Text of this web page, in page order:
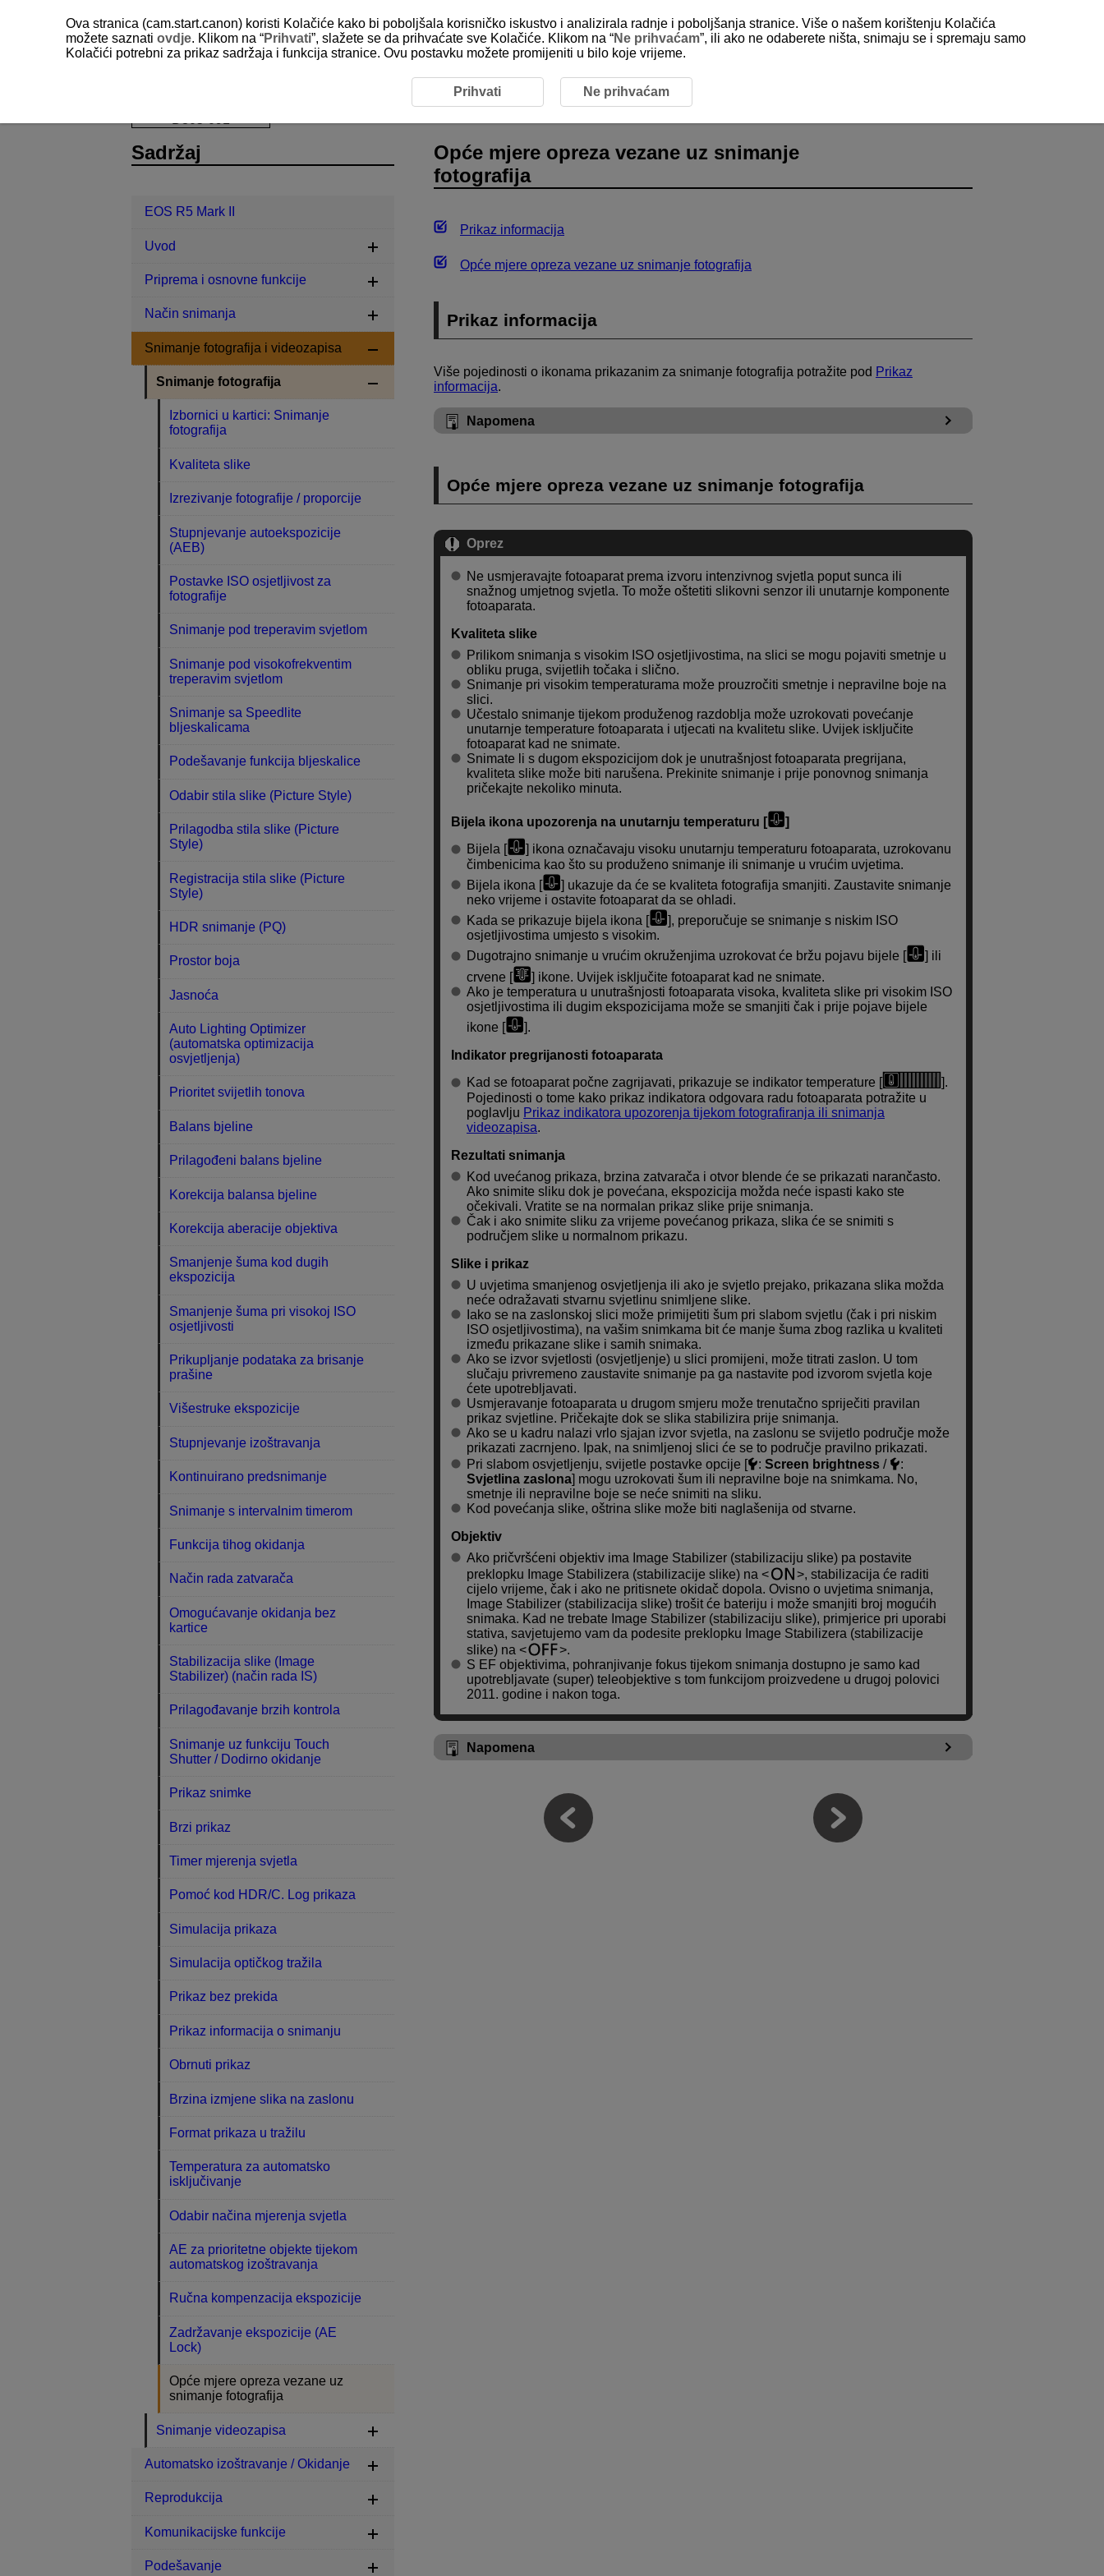
Snimanje fotografija i videozapisa Snimanje fotografija Opće mjere opreza vezane uz snimanje fotografija
Opće mjere opreza vezane uz snimanje
fotografija
Prikaz informacija
Opće mjere opreza vezane uz snimanje fotografija
Prikaz informacija
Više pojedinosti o ikonama prikazanim za snimanje fotografija potražite pod Prikaz
informacija.
Napomena
Opće mjere opreza vezane uz snimanje fotografija
Oprez
Ne usmjeravajte fotoaparat prema izvoru intenzivnog svjetla poput sunca ili
snažnog umjetnog svjetla. To može oštetiti slikovni senzor ili unutarnje komponente
fotoaparata.
Kvaliteta slike
Prilikom snimanja s visokim ISO osjetljivostima, na slici se mogu pojaviti smetnje u
obliku pruga, svijetlih točaka i slično.
Snimanje pri visokim temperaturama može prouzročiti smetnje i nepravilne boje na
slici.
Učestalo snimanje tijekom produženog razdoblja može uzrokovati povećanje
unutarnje temperature fotoaparata i utjecati na kvalitetu slike. Uvijek isključite
fotoaparat kad ne snimate.
Snimate li s dugom ekspozicijom dok je unutrašnjost fotoaparata pregrijana,
kvaliteta slike može biti narušena. Prekinite snimanje i prije ponovnog snimanja
pričekajte nekoliko minuta.
Bijela ikona upozorenja na unutarnju temperaturu [
]
Bijela [
] ikona označavaju visoku unutarnju temperaturu fotoaparata, uzrokovanu
čimbenicima kao što su produženo snimanje ili snimanje u vrućim uvjetima.
Bijela ikona [
] ukazuje da će se kvaliteta fotografija smanjiti. Zaustavite snimanje
neko vrijeme i ostavite fotoaparat da se ohladi.
Kada se prikazuje bijela ikona [
], preporučuje se snimanje s niskim ISO
osjetljivostima umjesto s visokim.
Dugotrajno snimanje u vrućim okruženjima uzrokovat će bržu pojavu bijele [
] ili
crvene [
] ikone. Uvijek isključite fotoaparat kad ne snimate.
Ako je temperatura u unutrašnjosti fotoaparata visoka, kvaliteta slike pri visokim ISO
osjetljivostima ili dugim ekspozicijama može se smanjiti čak i prije pojave bijele
ikone [
].
Indikator pregrijanosti fotoaparata
Kad se fotoaparat počne zagrijavati, prikazuje se indikator temperature [
].
Pojedinosti o tome kako prikaz indikatora odgovara radu fotoaparata potražite u
poglavlju Prikaz indikatora upozorenja tijekom fotografiranja ili snimanja
videozapisa.
Rezultati snimanja
Kod uvećanog prikaza, brzina zatvarača i otvor blende će se prikazati narančasto.
Ako snimite sliku dok je povećana, ekspozicija možda neće ispasti kako ste
očekivali. Vratite se na normalan prikaz slike prije snimanja.
Čak i ako snimite sliku za vrijeme povećanog prikaza, slika će se snimiti s
područjem slike u normalnom prikazu.
Slike i prikaz
U uvjetima smanjenog osvjetljenja ili ako je svjetlo prejako, prikazana slika možda
neće odražavati stvarnu svjetlinu snimljene slike.
Iako se na zaslonskoj slici može primijetiti šum pri slabom svjetlu (čak i pri niskim
ISO osjetljivostima), na vašim snimkama bit će manje šuma zbog razlika u kvaliteti
između prikazane slike i samih snimaka.
Ako se izvor svjetlosti (osvjetljenje) u slici promijeni, može titrati zaslon. U tom
slučaju privremeno zaustavite snimanje pa ga nastavite pod izvorom svjetla koje
ćete upotrebljavati.
Usmjeravanje fotoaparata u drugom smjeru može trenutačno spriječiti pravilan
prikaz svjetline. Pričekajte dok se slika stabilizira prije snimanja.
Ako se u kadru nalazi vrlo sjajan izvor svjetla, na zaslonu se svijetlo područje može
prikazati zacrnjeno. Ipak, na snimljenoj slici će se to područje pravilno prikazati.
Pri slabom osvjetljenju, svijetle postavke opcije [
: Screen brightness /
:
Svjetlina zaslona] mogu uzrokovati šum ili nepravilne boje na snimkama. No,
smetnje ili nepravilne boje se neće snimiti na sliku.
Kod povećanja slike, oštrina slike može biti naglašenija od stvarne.
Objektiv
Ako pričvršćeni objektiv ima Image Stabilizer (stabilizaciju slike) pa postavite
preklopku Image Stabilizera (stabilizacije slike) na
, stabilizacija će raditi
cijelo vrijeme, čak i ako ne pritisnete okidač dopola. Ovisno o uvjetima snimanja,
Image Stabilizer (stabilizacija slike) trošit će bateriju i može smanjiti broj mogućih
snimaka. Kad ne trebate Image Stabilizer (stabilizaciju slike), primjerice pri uporabi
stativa, savjetujemo vam da podesite preklopku Image Stabilizera (stabilizacije
slike) na
.
S EF objektivima, pohranjivanje fokus tijekom snimanja dostupno je samo kad
upotrebljavate (super) teleobjektive s tom funkcijom proizvedene u drugoj polovici
2011. godine i nakon toga.
Napomena
Sadržaj
EOS R5 Mark II
Uvod
Priprema i osnovne funkcije
Način snimanja
Snimanje fotografija i videozapisa
Snimanje fotografija
Izbornici u kartici: Snimanje
fotografija
Kvaliteta slike
Izrezivanje fotografije / proporcije
Stupnjevanje autoekspozicije
(AEB)
Postavke ISO osjetljivost za
fotografije
Snimanje pod treperavim svjetlom
Snimanje pod visokofrekventim
treperavim svjetlom
Snimanje sa Speedlite
bljeskalicama
Podešavanje funkcija bljeskalice
Odabir stila slike (Picture Style)
Prilagodba stila slike (Picture
Style)
Registracija stila slike (Picture
Style)
HDR snimanje (PQ)
Prostor boja
Jasnoća
Auto Lighting Optimizer
(automatska optimizacija
osvjetljenja)
Prioritet svijetlih tonova
Balans bjeline
Prilagođeni balans bjeline
Korekcija balansa bjeline
Korekcija aberacije objektiva
Smanjenje šuma kod dugih
ekspozicija
Smanjenje šuma pri visokoj ISO
osjetljivosti
Prikupljanje podataka za brisanje
prašine
Višestruke ekspozicije
Stupnjevanje izoštravanja
Kontinuirano predsnimanje
Snimanje s intervalnim timerom
Funkcija tihog okidanja
Način rada zatvarača
Omogućavanje okidanja bez
kartice
Stabilizacija slike (Image
Stabilizer) (način rada IS)
Prilagođavanje brzih kontrola
Snimanje uz funkciju Touch
Shutter / Dodirno okidanje
Prikaz snimke
Brzi prikaz
Timer mjerenja svjetla
Pomoć kod HDR/C. Log prikaza
Simulacija prikaza
Simulacija optičkog tražila
Prikaz bez prekida
Prikaz informacija o snimanju
Obrnuti prikaz
Brzina izmjene slika na zaslonu
Format prikaza u tražilu
Temperatura za automatsko
isključivanje
Odabir načina mjerenja svjetla
AE za prioritetne objekte tijekom
automatskog izoštravanja
Ručna kompenzacija ekspozicije
Zadržavanje ekspozicije (AE
Lock)
Opće mjere opreza vezane uz
snimanje fotografija
Snimanje videozapisa
Automatsko izoštravanje / Okidanje
Reprodukcija
Komunikacijske funkcije
Podešavanje
Ova stranica (cam.start.canon) koristi Kolačiće kako bi poboljšala korisničko iskustvo i analizirala radnje i poboljšanja stranice. Više o našem korištenju Kolačića
možete saznati ovdje. Klikom na “Prihvati”, slažete se da prihvaćate sve Kolačiće. Klikom na “Ne prihvaćam”, ili ako ne odaberete ništa, snimaju se i spremaju samo
Kolačići potrebni za prikaz sadržaja i funkcija stranice. Ovu postavku možete promijeniti u bilo koje vrijeme.
Prihvati Ne prihvaćam